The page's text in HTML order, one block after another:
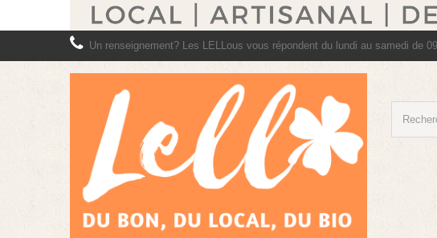
Un renseignement? Les LELLous vous répondent du lundi au samedi de